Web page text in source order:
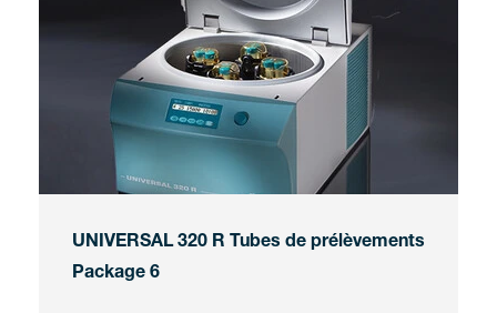
UNIVERSAL 320 R Tubes de prélèvements
Package 6